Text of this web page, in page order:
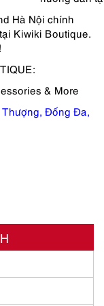
Hà Nội chính
Kiwiki Boutique.
& More
Đống Đa,